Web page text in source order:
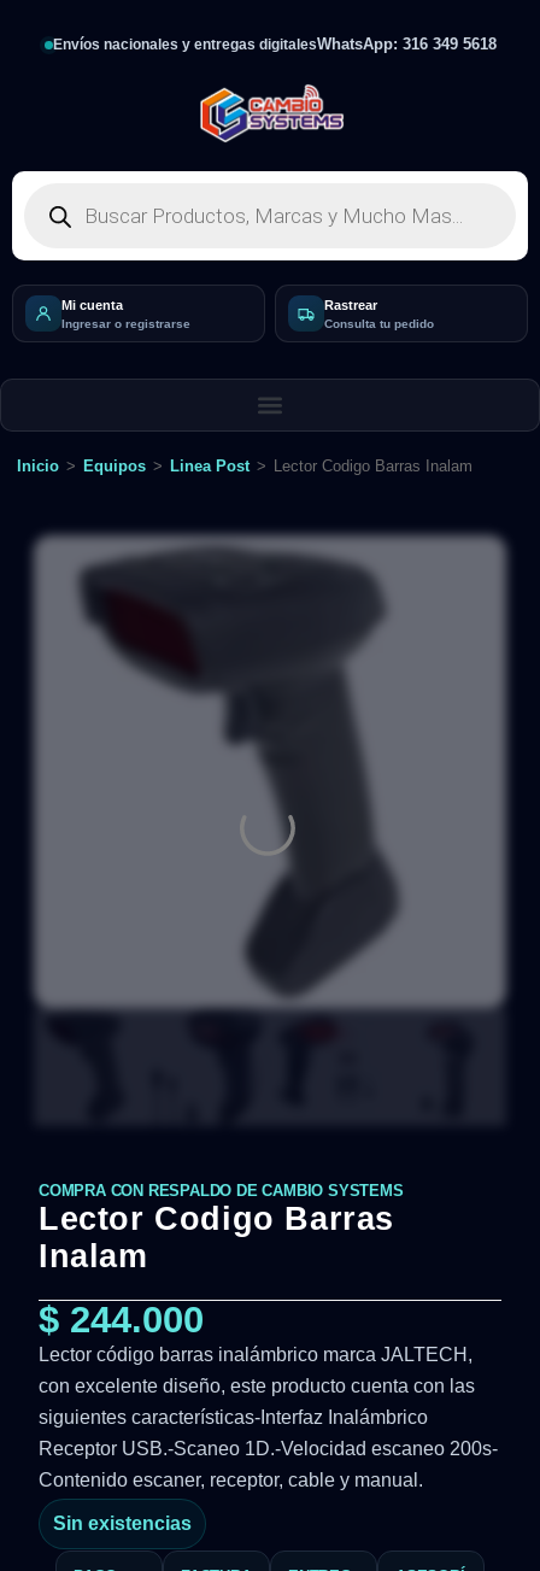
Envíos nacionales y entregas digitalesWhatsApp: 316 349 5618
Mi cuenta
Ingresar o registrarse
Rastrear
Consulta tu pedido
Inicio > Equipos > Linea Post > Lector Codigo Barras Inalam
COMPRA CON RESPALDO DE CAMBIO SYSTEMS
Lector Codigo Barras
Inalam
$ 244.000
Lector código barras inalámbrico marca JALTECH,
con excelente diseño, este producto cuenta con las
siguientes características-Interfaz Inalámbrico
Receptor USB.-Scaneo 1D.-Velocidad escaneo 200s-
Contenido escaner, receptor, cable y manual.
Sin existencias